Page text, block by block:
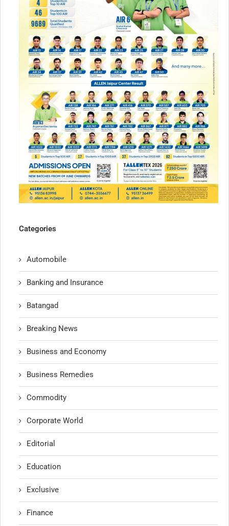
Categories
Automobile
Banking and Insurance
Batangad
Breaking News
Business and Economy
Business Remedies
Commodity
Corporate World
Editorial
Education
Exclusive
Finance